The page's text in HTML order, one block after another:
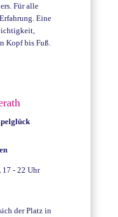
Für alle
Eine
Kopf bis Fuß.
17 - 22 Uhr
der Platz in